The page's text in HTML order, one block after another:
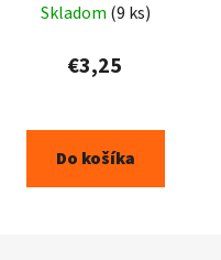
Skladom (9 ks)
€3,25
Do košíka